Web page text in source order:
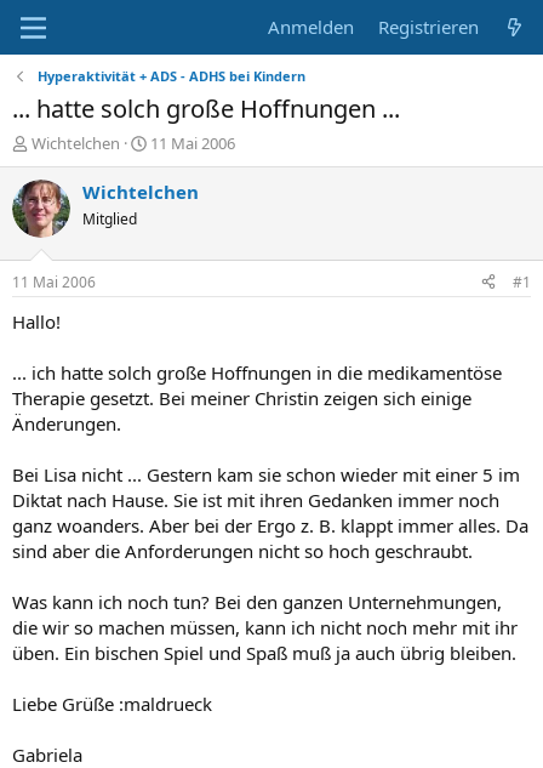
Anmelden Registrieren
Hyperaktivität + ADS - ADHS bei Kindern
... hatte solch große Hoffnungen ...
E
r
s
t
e
e
r
Wichtelchen
E
r
s
t
11 Mai 2006
Wichtelchen
Mitglied
11 Mai 2006 #1
Hallo!
... ich hatte solch große Hoffnungen in die medikamentöse
Therapie gesetzt. Bei meiner Christin zeigen sich einige
Änderungen.
Bei Lisa nicht ... Gestern kam sie schon wieder mit einer 5 im
Diktat nach Hause. Sie ist mit ihren Gedanken immer noch
ganz woanders. Aber bei der Ergo z. B. klappt immer alles. Da
sind aber die Anforderungen nicht so hoch geschraubt.
Was kann ich noch tun? Bei den ganzen Unternehmungen,
die wir so machen müssen, kann ich nicht noch mehr mit ihr
üben. Ein bischen Spiel und Spaß muß ja auch übrig bleiben.
Liebe Grüße :maldrueck
Gabriela